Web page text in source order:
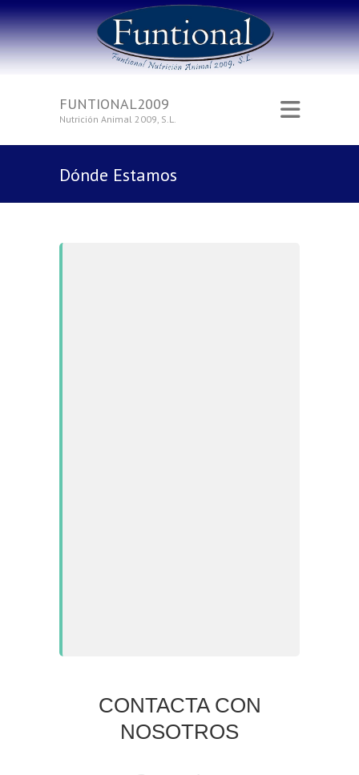
FUNTIONAL2009
Nutrición Animal 2009, S.L.
Dónde Estamos
CONTACTA CON
NOSOTROS